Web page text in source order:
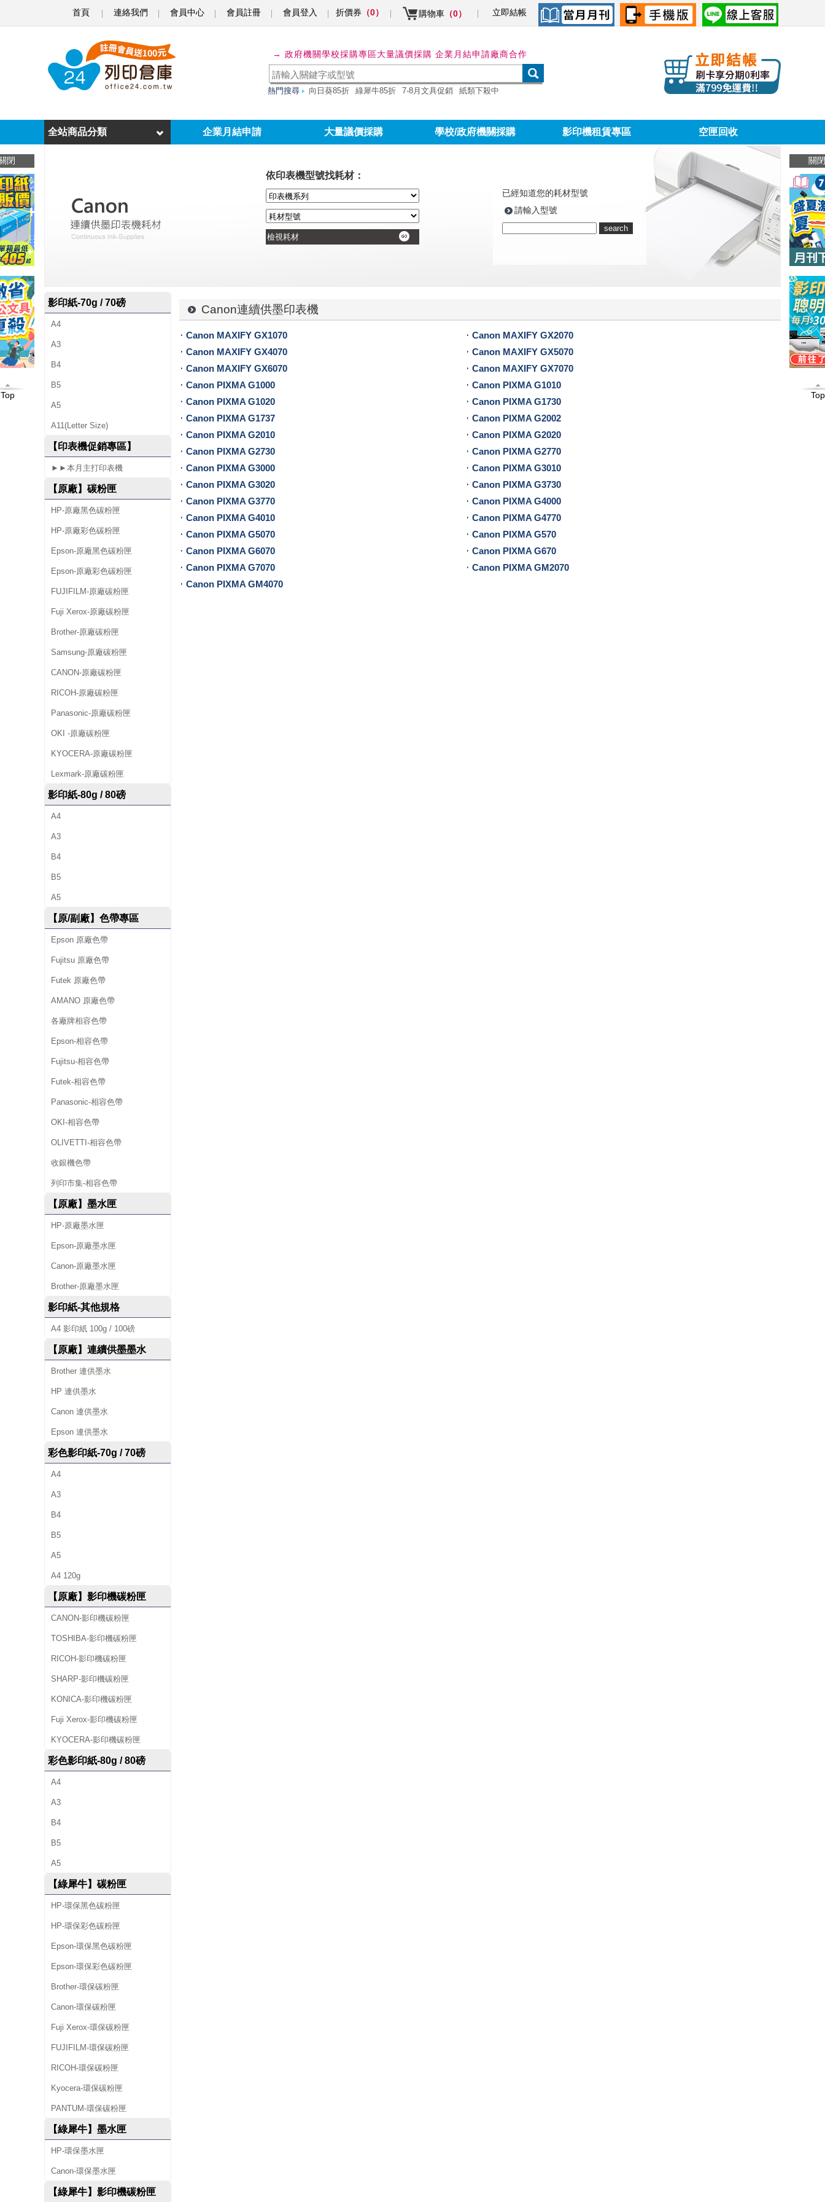
首頁 連絡我們 會員中心 會員註冊 會員登入 折價券 （0） 購物車 （0） 立即結帳
關閉
Top
閉
Top
f
c
e
專
售
廠
牌
碳
粉
匣
、
墨
匣
、
影
印
紙
補
充
墨
水
、
連
供
墨
水
、
環
保
碳
粉
、
原
廠
碳
粉
匣
、
原
廠
墨
水
匣
、
標
帶
、
辦
公
文
具
並
提
供
影
印
機
租
及
回
收
空
匣
服
務
→ 政府機關學校採購專區大量議價採購 企業月結申請廠商合作
熱門搜尋 向日葵85折 綠犀牛85折 7-8月文具促銷 紙類下殺中
企業月結申請 大量議價採購 學校/政府機關採購 影印機租賃專區 空匣回收
全站商品分類
依印表機型號找耗材：
已經知道您的耗材型號
請輸入型號
影印紙-70g / 70磅
A4
A3
B4
B5
A5
A11(Letter Size)
【印表機促銷專區】
►►本月主打印表機
【原廠】碳粉匣
HP-原廠黑色碳粉匣
HP-原廠彩色碳粉匣
Epson-原廠黑色碳粉匣
Epson-原廠彩色碳粉匣
FUJIFILM-原廠碳粉匣
Fuji Xerox-原廠碳粉匣
Brother-原廠碳粉匣
Samsung-原廠碳粉匣
CANON-原廠碳粉匣
RICOH-原廠碳粉匣
Panasonic-原廠碳粉匣
OKI -原廠碳粉匣
KYOCERA-原廠碳粉匣
Lexmark-原廠碳粉匣
影印紙-80g / 80磅
A4
A3
B4
B5
A5
【原/副廠】色帶專區
Epson 原廠色帶
Fujitsu 原廠色帶
Futek 原廠色帶
AMANO 原廠色帶
各廠牌相容色帶
Epson-相容色帶
Fujitsu-相容色帶
Futek-相容色帶
Panasonic-相容色帶
OKI-相容色帶
OLIVETTI-相容色帶
收銀機色帶
列印市集-相容色帶
【原廠】墨水匣
HP-原廠墨水匣
Epson-原廠墨水匣
Canon-原廠墨水匣
Brother-原廠墨水匣
影印紙-其他規格
A4 影印紙 100g / 100磅
【原廠】連續供墨墨水
Brother 連供墨水
HP 連供墨水
Canon 連供墨水
Epson 連供墨水
彩色影印紙-70g / 70磅
A4
A3
B4
B5
A5
A4 120g
【原廠】影印機碳粉匣
CANON-影印機碳粉匣
TOSHIBA-影印機碳粉匣
RICOH-影印機碳粉匣
SHARP-影印機碳粉匣
KONICA-影印機碳粉匣
Fuji Xerox-影印機碳粉匣
KYOCERA-影印機碳粉匣
彩色影印紙-80g / 80磅
A4
A3
B4
B5
A5
【綠犀牛】碳粉匣
HP-環保黑色碳粉匣
HP-環保彩色碳粉匣
Epson-環保黑色碳粉匣
Epson-環保彩色碳粉匣
Brother-環保碳粉匣
Canon-環保碳粉匣
Fuji Xerox-環保碳粉匣
FUJIFILM-環保碳粉匣
RICOH-環保碳粉匣
Kyocera-環保碳粉匣
PANTUM-環保碳粉匣
【綠犀牛】墨水匣
HP-環保墨水匣
Canon-環保墨水匣
【綠犀牛】影印機碳粉匣
Canon連續供墨印表機
Canon MAXIFY GX1070
Canon MAXIFY GX2070
Canon MAXIFY GX4070
Canon MAXIFY GX5070
Canon MAXIFY GX6070
Canon MAXIFY GX7070
Canon PIXMA G1000
Canon PIXMA G1010
Canon PIXMA G1020
Canon PIXMA G1730
Canon PIXMA G1737
Canon PIXMA G2002
Canon PIXMA G2010
Canon PIXMA G2020
Canon PIXMA G2730
Canon PIXMA G2770
Canon PIXMA G3000
Canon PIXMA G3010
Canon PIXMA G3020
Canon PIXMA G3730
Canon PIXMA G3770
Canon PIXMA G4000
Canon PIXMA G4010
Canon PIXMA G4770
Canon PIXMA G5070
Canon PIXMA G570
Canon PIXMA G6070
Canon PIXMA G670
Canon PIXMA G7070
Canon PIXMA GM2070
Canon PIXMA GM4070